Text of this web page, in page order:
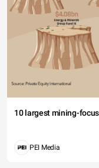
10 largest mining-
PEI Media